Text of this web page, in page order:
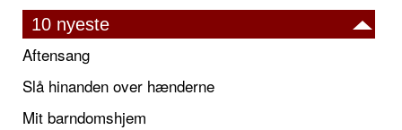
10 nyeste
Aftensang
Slå hinanden over hænderne
Mit barndomshjem